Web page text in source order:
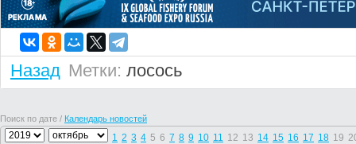
Назад Метки: лосось
Поиск по дате / Календарь новостей
1 2 3 4 5 6 7 8 9 10 11 12 13 14 15 16 17 18 19